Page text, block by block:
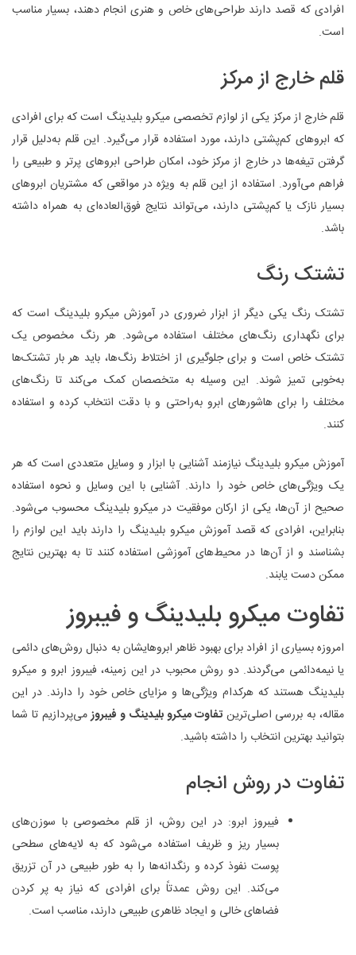
افرادی که قصد دارند طراحی‌های خاص و هنری انجام دهند، بسیار مناسب
است.
قلم خارج از مرکز
قلم خارج از مرکز یکی از لوازم تخصصی میکرو بلیدینگ است که برای افرادی
که ابروهای کم‌پشتی دارند، مورد استفاده قرار می‌گیرد. این قلم به‌دلیل قرار
گرفتن تیغه‌ها در خارج از مرکز خود، امکان طراحی ابروهای پرتر و طبیعی را
فراهم می‌آورد. استفاده از این قلم به ویژه در مواقعی که مشتریان ابروهای
بسیار نازک یا کم‌پشتی دارند، می‌تواند نتایج فوق‌العاده‌ای به همراه داشته
باشد.
تشتک رنگ
تشتک رنگ یکی دیگر از ابزار ضروری در آموزش میکرو بلیدینگ است که
برای نگهداری رنگ‌های مختلف استفاده می‌شود. هر رنگ مخصوص یک
تشتک خاص است و برای جلوگیری از اختلاط رنگ‌ها، باید هر بار تشتک‌ها
به‌خوبی تمیز شوند. این وسیله به متخصصان کمک می‌کند تا رنگ‌های
مختلف را برای هاشورهای ابرو به‌راحتی و با دقت انتخاب کرده و استفاده
کنند.
آموزش میکرو بلیدینگ نیازمند آشنایی با ابزار و وسایل متعددی است که هر
یک ویژگی‌های خاص خود را دارند. آشنایی با این وسایل و نحوه استفاده
صحیح از آن‌ها، یکی از ارکان موفقیت در میکرو بلیدینگ محسوب می‌شود.
بنابراین، افرادی که قصد آموزش میکرو بلیدینگ را دارند باید این لوازم را
بشناسند و از آن‌ها در محیط‌های آموزشی استفاده کنند تا به بهترین نتایج
ممکن دست یابند.
تفاوت میکرو بلیدینگ و فیبروز
امروزه بسیاری از افراد برای بهبود ظاهر ابروهایشان به دنبال روش‌های دائمی
یا نیمه‌دائمی می‌گردند. دو روش محبوب در این زمینه، فیبروز ابرو و میکرو
بلیدینگ هستند که هرکدام ویژگی‌ها و مزایای خاص خود را دارند. در این
مقاله، به بررسی اصلی‌ترینتفاوت میکرو بلیدینگ و فیبروزمی‌پردازیم تا شما
بتوانید بهترین انتخاب را داشته باشید.
تفاوت در روش انجام
فیبروز ابرو: در این روش، از قلم مخصوصی با سوزن‌های
بسیار ریز و ظریف استفاده می‌شود که به لایه‌های سطحی
پوست نفوذ کرده و رنگدانه‌ها را به طور طبیعی در آن تزریق
می‌کند. این روش عمدتاً برای افرادی که نیاز به پر کردن
فضاهای خالی و ایجاد ظاهری طبیعی دارند، مناسب است.